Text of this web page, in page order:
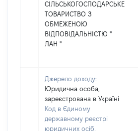
СІЛЬСЬКОГОСПОДАРСЬКЕ
ТОВАРИСТВО З
ОБМЕЖЕНОЮ
ВІДПОВІДАЛЬНІСТЮ "
ЛАН "
Джерело доходу:
Юридична особа,
зареєстрована в Україні
Код в Єдиному
державному реєстрі
юридичних осіб,